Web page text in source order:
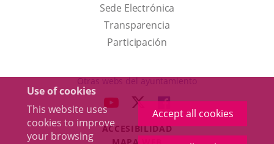
Use of cookies
This website uses
cookies to improve
your browsing
Accept all cookies
link
will
open
a
up
window.
Sede Electrónica
Transparencia
Participación
Otras webs del ayuntamiento
LINK
EXTERNAL
LINK
TO
EXTERNAL
LINK
TO
EXTERNAL
ACCESIBILIDAD